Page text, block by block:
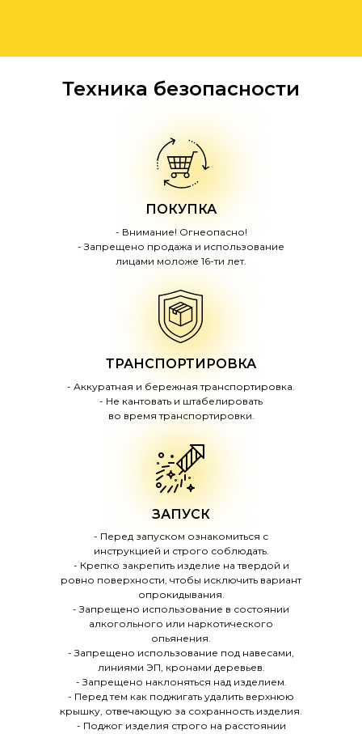
ПОКУПКА
- Внимание! Огнеопасно!
- Запрещено продажа и использование
лицами моложе 16-ти лет.
ЗАПУСК
- Перед запуском ознакомиться с
инструкцией и строго соблюдать.
- Крепко закрепить изделие на твердой и
ровно поверхности, чтобы исключить вариант
опрокидывания.
- Запрещено использование в состоянии
алкогольного или наркотического
опьянения.
- Запрещено использование под навесами,
линиями ЭП, кронами деревьев.
- Запрещено наклоняться над изделием.
- Перед тем как поджигать удалить верхнюю
крышку, отвечающую за сохранность изделия.
- Поджог изделия строго на расстоянии
ТРАНСПОРТИРОВКА
- Аккуратная и бережная транспортировка.
- Не кантовать и штабелировать
во время транспортировки.
Техника безопасности